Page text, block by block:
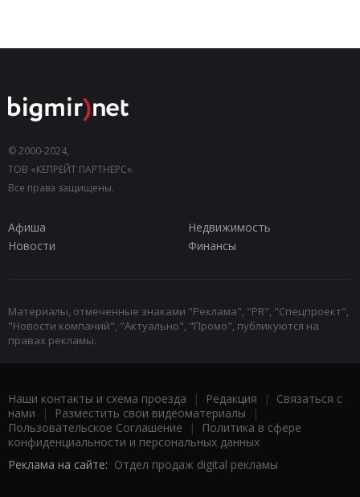
© 2000-2024,
ТОВ «КЕПРЕЙТ ПАРТНЕРС».
Все права защищены.
Афиша
Недвижимость
Новости
Финансы
Материалы, отмеченные знаками "Реклама", "PR", "Спецпроект",
"Новости компаний", "Актуально", "Промо", публикуются на
правах рекламы.
Наши контакты и схема проезда | Редакция | Связаться с
нами | Разместить свои видеоматериалы |
Пользовательское Соглашение |
Политика в сфере
конфиденциальности и персональных данных
Реклама на сайте: Отдел продаж digital рекламы